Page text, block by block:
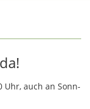
Uhr, auch an Sonn-